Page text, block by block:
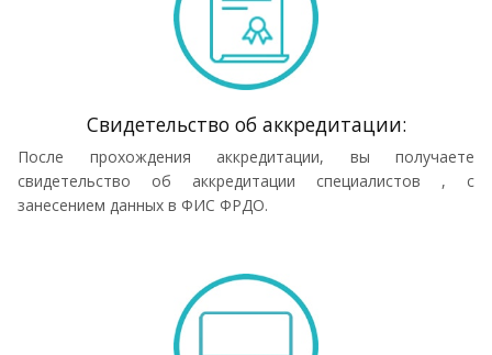
Cвидетельство об аккредитации:
После прохождения аккредитации, вы получаете
свидетельство об аккредитации специалистов , с
занесением данных в ФИС ФРДО.